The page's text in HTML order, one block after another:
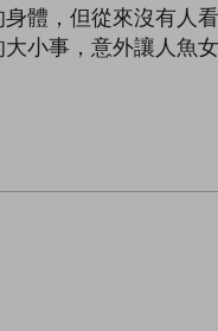
身體，但從來沒有
小事，意外讓人